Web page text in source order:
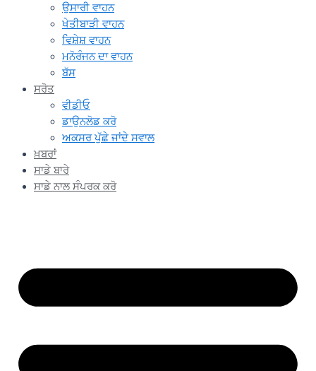
ਉਸਾਰੀ ਵਾਹਨ
ਖੇਤੀਬਾੜੀ ਵਾਹਨ
ਵਿਸ਼ੇਸ਼ ਵਾਹਨ
ਮਨੋਰੰਜਨ ਦਾ ਵਾਹਨ
ਬੱਸ
ਸਰੋਤ
ਵੀਡੀਓ
ਡਾਉਨਲੋਡ ਕਰੋ
ਅਕਸਰ ਪੁੱਛੇ ਜਾਂਦੇ ਸਵਾਲ
ਖ਼ਬਰਾਂ
ਸਾਡੇ ਬਾਰੇ
ਸਾਡੇ ਨਾਲ ਸੰਪਰਕ ਕਰੋ